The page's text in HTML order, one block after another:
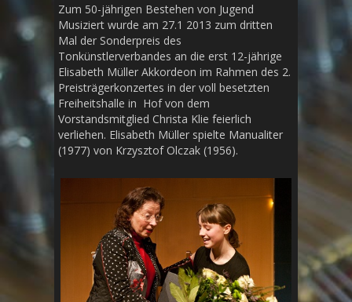
Zum 50-jährigen Bestehen von Jugend
Musiziert wurde am 27.1 2013 zum dritten
Mal der Sonderpreis des
Tonkünstlerverbandes an die erst 12-jährige
Elisabeth Müller Akkordeon im Rahmen des 2.
Preisträgerkonzertes in der voll besetzten
Freiheitshalle in Hof von dem
Vorstandsmitglied Christa Klie feierlich
verliehen. Elisabeth Müller spielte Manualiter
(1977) von Krzysztof Olczak (1956).